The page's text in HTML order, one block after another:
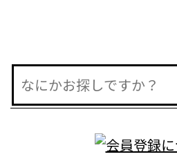
ン